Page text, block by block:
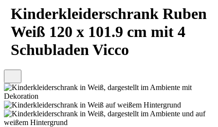
Kinderkleiderschrank Ruben
Weiß 120 x 101.9 cm mit 4
Schubladen Vicco